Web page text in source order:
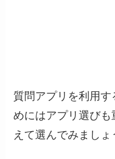
質問アプリを利用
めにはアプリ選びも
えて選んでみましょ